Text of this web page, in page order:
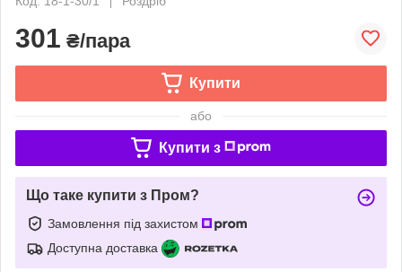
301 ₴/пара
Купити
або
Купити з
Що таке купити з Пром?
Замовлення під захистом
Доступна доставка